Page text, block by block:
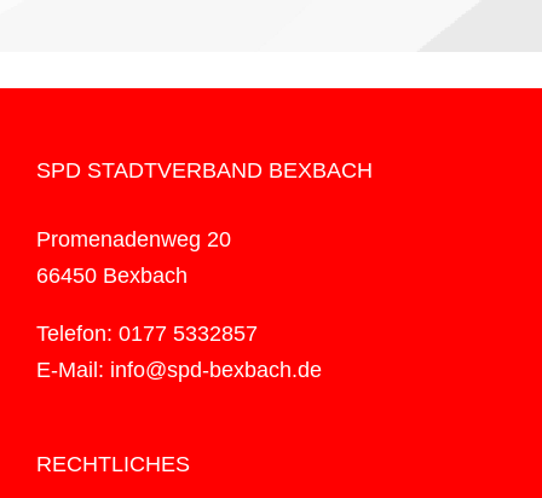
SPD STADTVERBAND BEXBACH
Promenadenweg 20
66450 Bexbach
Telefon: 0177 5332857
E-Mail: info@spd-bexbach.de
RECHTLICHES